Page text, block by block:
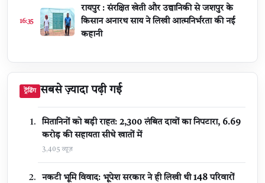
16:35
रायपुर : संरक्षित खेती और उद्यानिकी से जशपुर के
किसान अनारथ साय ने लिखी आत्मनिर्भरता की नई
कहानी
ट्रेंडिंग सबसे ज़्यादा पढ़ी गई
मितानिनों को बड़ी राहत: 2,300 लंबित दावों का निपटारा, ₹6.69
करोड़ की सहायता सीधे खातों में
3,405 व्यूज़
नकटी भूमि विवाद: भूपेश सरकार ने ही लिखी थी 148 परिवारों